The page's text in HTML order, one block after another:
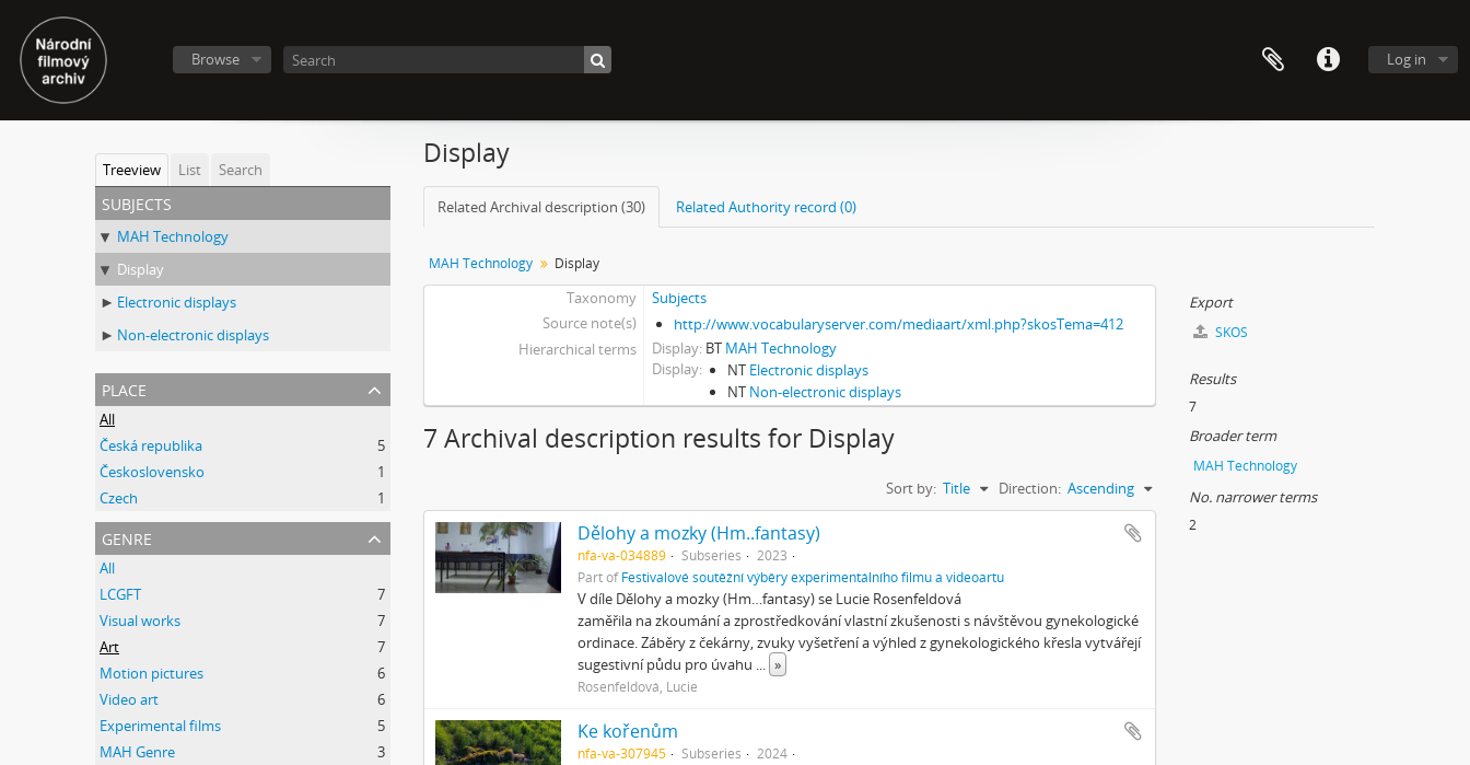
Log in
Browse
Treeview List Search
subjects
MAH Technology
Display
Electronic displays
Non-electronic displays
place
All
Česká republika
5
Československo
1
Czech
1
genre
All
LCGFT
7
Visual works
7
Art
7
Motion pictures
6
Video art
6
Experimental films
5
MAH Genre
3
Display
Related Archival description (30) Related Authority record (0)
MAH Technology Display
Taxonomy
Subjects
Source note(s)
http://www.vocabularyserver.com/mediaart/xml.php?skosTema=412
Hierarchical terms
Display BT MAH Technology
Display
NT Electronic displays
NT Non-electronic displays
7 Archival description results for Display
Sort by: Title Direction: Ascending
Dělohy a mozky (Hm..fantasy)
nfa-va-034889 Subseries
2023
Part ofFestivalové soutěžní výběry experimentálního filmu a videoartu
V díle Dělohy a mozky (Hm…fantasy) se Lucie Rosenfeldová
zaměřila na zkoumání a zprostředkování vlastní zkušenosti s návštěvou gynekologické
ordinace. Záběry z čekárny, zvuky vyšetření a výhled z gynekologického křesla vytvářejí
sugestivní půdu pro úvahu ... »
Rosenfeldová, Lucie
Ke kořenům
nfa-va-307945 Subseries
2024
Export
SKOS
Results
7
Broader term
MAH Technology
No. narrower terms
2